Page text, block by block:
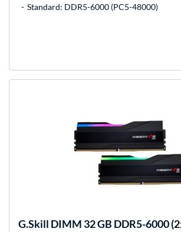
Standard: DDR5-6000 (PC5-48000)
G.Skill DIMM 32 GB DDR5-6000